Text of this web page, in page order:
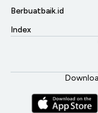
Berbuatbaik.id
Index